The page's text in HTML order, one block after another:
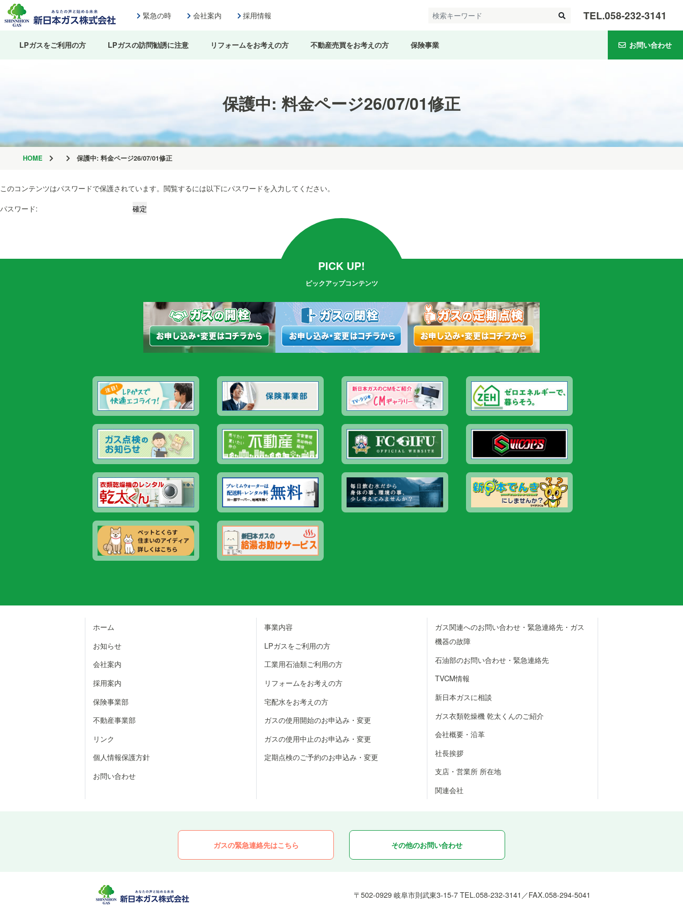
緊急の時 会社案内 採用情報 TEL.058-232-3141
LPガスをご利用の方 LPガスの訪問勧誘に注意 リフォームをお考えの方 不動産売買をお考えの方 保険事業 お問い合わせ
保護中: 料金ページ26/07/01修正
HOME 保護中: 料金ページ26/07/01修正
このコンテンツはパスワードで保護されています。閲覧するには以下にパスワードを入力してください。
パスワード:
PICK UP!
ピックアップコンテンツ
ホーム
お知らせ
会社案内
採用案内
保険事業部
不動産事業部
リンク
個人情報保護方針
お問い合わせ
事業内容
LPガスをご利用の方
工業用石油類ご利用の方
リフォームをお考えの方
宅配水をお考えの方
ガスの使用開始のお申込み・変更
ガスの使用中止のお申込み・変更
定期点検のご予約のお申込み・変更
ガス関連へのお問い合わせ・緊急連絡先・ガス
機器の故障
石油部のお問い合わせ・緊急連絡先
TVCM情報
新日本ガスに相談
ガス衣類乾燥機 乾太くんのご紹介
会社概要・沿革
社長挨拶
支店・営業所 所在地
関連会社
ガスの緊急連絡先はこちら その他のお問い合わせ
〒502-0929 岐阜市則武東3-15-7TEL.058-232-3141 ／FAX.058-294-5041